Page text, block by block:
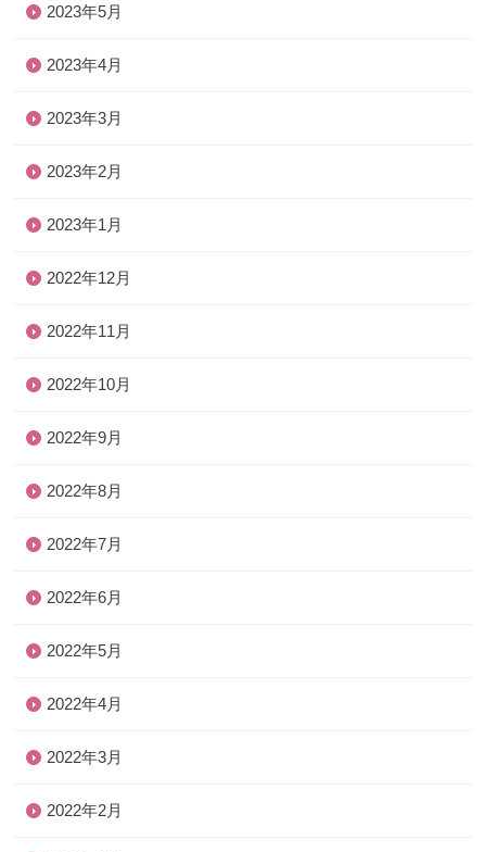
2023年5月
2023年4月
2023年3月
2023年2月
2023年1月
2022年12月
2022年11月
2022年10月
2022年9月
2022年8月
2022年7月
2022年6月
2022年5月
2022年4月
2022年3月
2022年2月